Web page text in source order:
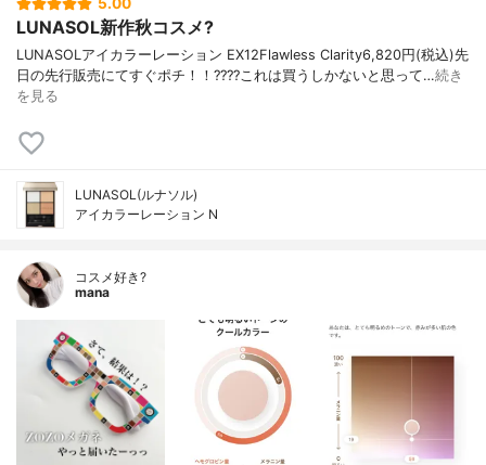
5.00
LUNASOL新作秋コスメ?
LUNASOLアイカラーレーション EX12Flawless Clarity6,820円(税込)先
日の先行販売にてすぐポチ！！????これは買うしかないと思って…続き
を見る
LUNASOL(ルナソル)
アイカラーレーション N
コスメ好き?
mana